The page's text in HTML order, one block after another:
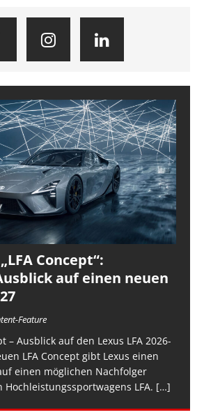
Concept“:
auf einen neuen
Feature
– Ausblick auf den Lexus LFA 2026-
LFA Concept gibt Lexus einen
einen möglichen Nachfolger
Hochleistungssportwagens LFA. […]